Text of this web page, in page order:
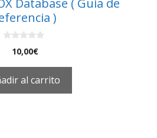
Database ( Guia de
)
5
10,00€
al carrito